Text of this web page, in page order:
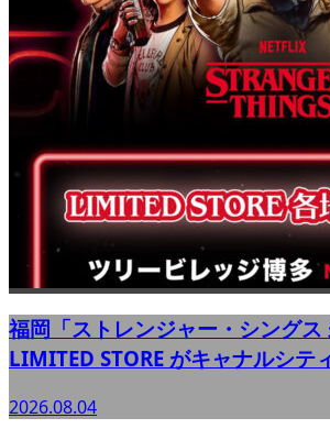
福岡「ストレンジャー・シングス
LIMITED STORE がキャナルシテ
2026.08.04